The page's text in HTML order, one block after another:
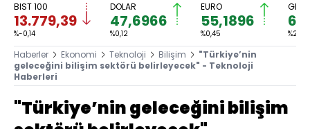
BIST 100
13.779,39
%-0,14
DOLAR
47,6966
%0,12
EURO
55,1896
%0,45 %2,59
Haberler Ekonomi Teknoloji Bilişim
"Türkiye’nin
geleceğini bilişim sektörü belirleyecek" - Teknoloji
Haberleri
"Türkiye’nin geleceğini bilişim